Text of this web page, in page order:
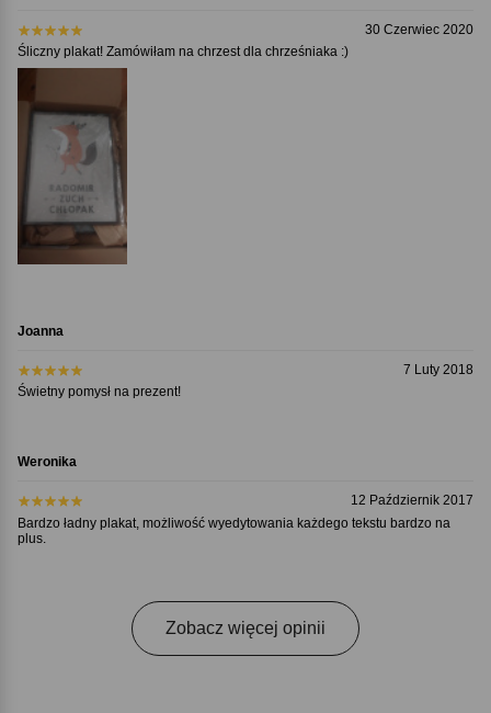
30 Czerwiec 2020
Śliczny plakat! Zamówiłam na chrzest dla chrześniaka :)
Joanna
7 Luty 2018
Świetny pomysł na prezent!
Weronika
12 Październik 2017
Bardzo ładny plakat, możliwość wyedytowania każdego tekstu bardzo na
plus.
Zobacz więcej opinii